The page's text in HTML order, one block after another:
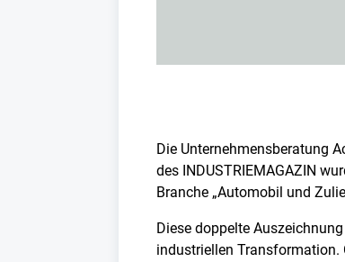
Die Unternehmensberatung
des INDUSTRIEMAGAZIN
Branche „Automobil und
Diese doppelte
industriellen Transformation.